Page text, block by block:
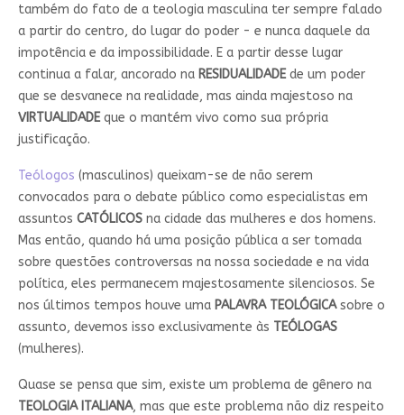
também do fato de a teologia masculina ter sempre falado
a partir do centro, do lugar do poder - e nunca daquele da
impotência e da impossibilidade. E a partir desse lugar
continua a falar, ancorado na RESIDUALIDADEde um poder
que se desvanece na realidade, mas ainda majestoso na
VIRTUALIDADEque o mantém vivo como sua própria
justificação.
Teólogos (masculinos) queixam-se de não serem
convocados para o debate público como especialistas em
assuntos CATÓLICOSna cidade das mulheres e dos homens.
Mas então, quando há uma posição pública a ser tomada
sobre questões controversas na nossa sociedade e na vida
política, eles permanecem majestosamente silenciosos. Se
nos últimos tempos houve uma PALAVRA TEOLÓGICAsobre o
assunto, devemos isso exclusivamente às TEÓLOGAS
(mulheres).
Quase se pensa que sim, existe um problema de gênero na
TEOLOGIA ITALIANA, mas que este problema não diz respeito